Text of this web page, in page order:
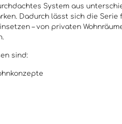
System aus
Dadurch lässt sich die Serie
– von privaten
sind: